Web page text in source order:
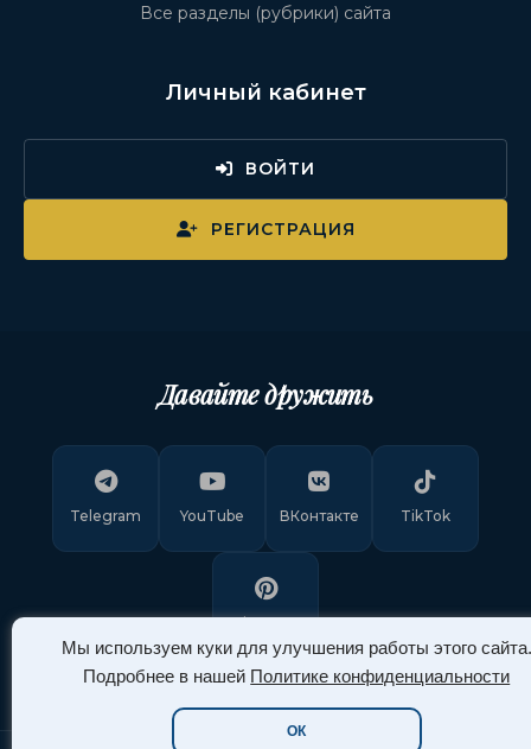
Мы используем куки для улучшения работы этого сайта.
Подробнее в нашей Политике конфиденциальности
ОК
Все разделы (рубрики) сайта
Личный кабинет
ВОЙТИ
РЕГИСТРАЦИЯ
Давайте дружить
Telegram YouTube ВКонтакте TikTok
Pinterest